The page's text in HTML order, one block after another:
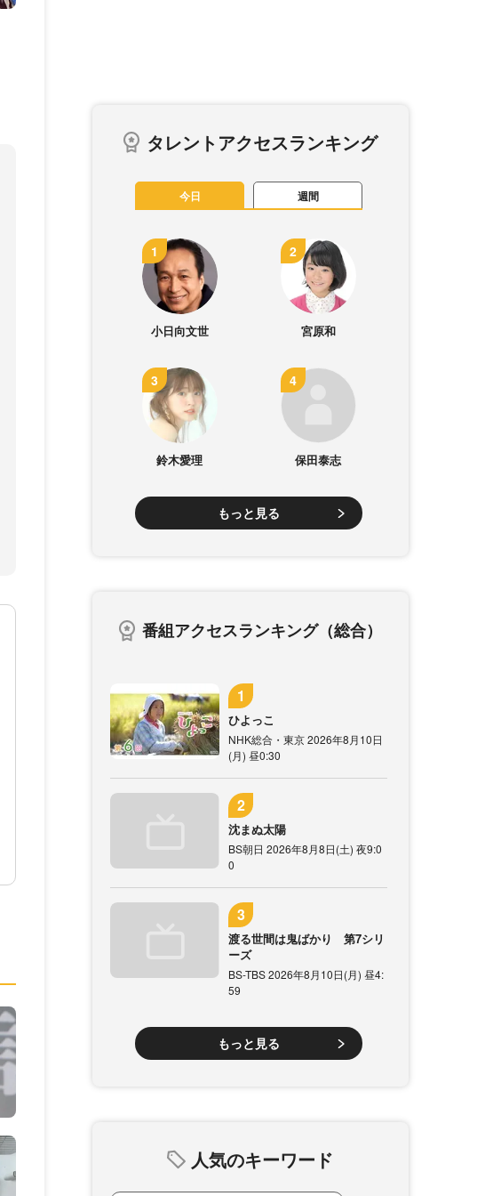
タレントアクセスランキング
今日 週間
小日向文世 宮原和
鈴木愛理 保田泰志
もっと見る
番組アクセスランキング（総合）
ひよっこ
NHK総合・東京 2026年8月10日
(月) 昼0:30
沈まぬ太陽
BS朝日 2026年8月8日(土) 夜9:0
0
渡る世間は鬼ばかり 第7シリ
ーズ
BS-TBS 2026年8月10日(月) 昼4:
59
もっと見る
人気のキーワード